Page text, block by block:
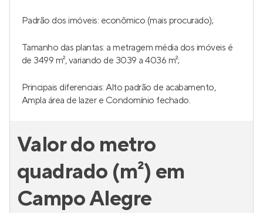
Padrão dos imóveis: econômico (mais procurado);
Tamanho das plantas: a metragem média dos imóveis é
de 3499 m², variando de 3039 a 4036 m²;
Principais diferenciais: Alto padrão de acabamento,
Ampla área de lazer e Condomínio fechado.
Valor do metro
quadrado (m²) em
Campo Alegre